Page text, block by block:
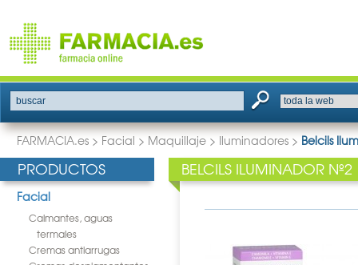
buscar
FARMACIA.es > Facial > Maquillaje > Iluminadores > Belcils
PRODUCTOS
Facial
Calmantes, aguas
termales
Cremas antiarrugas
BELCILS ILUMINADOR Nº2